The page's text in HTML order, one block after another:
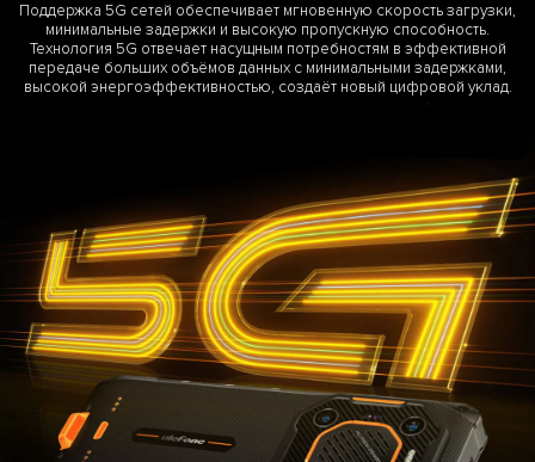
Поддержка 5G сетей обеспечивает мгновенную скорость загрузки,
минимальные задержки и высокую пропускную способность.
Технология 5G отвечает насущным потребностям в эффективной
передаче больших объёмов данных с минимальными задержками,
высокой энергоэффективностью, создаёт новый цифровой уклад.